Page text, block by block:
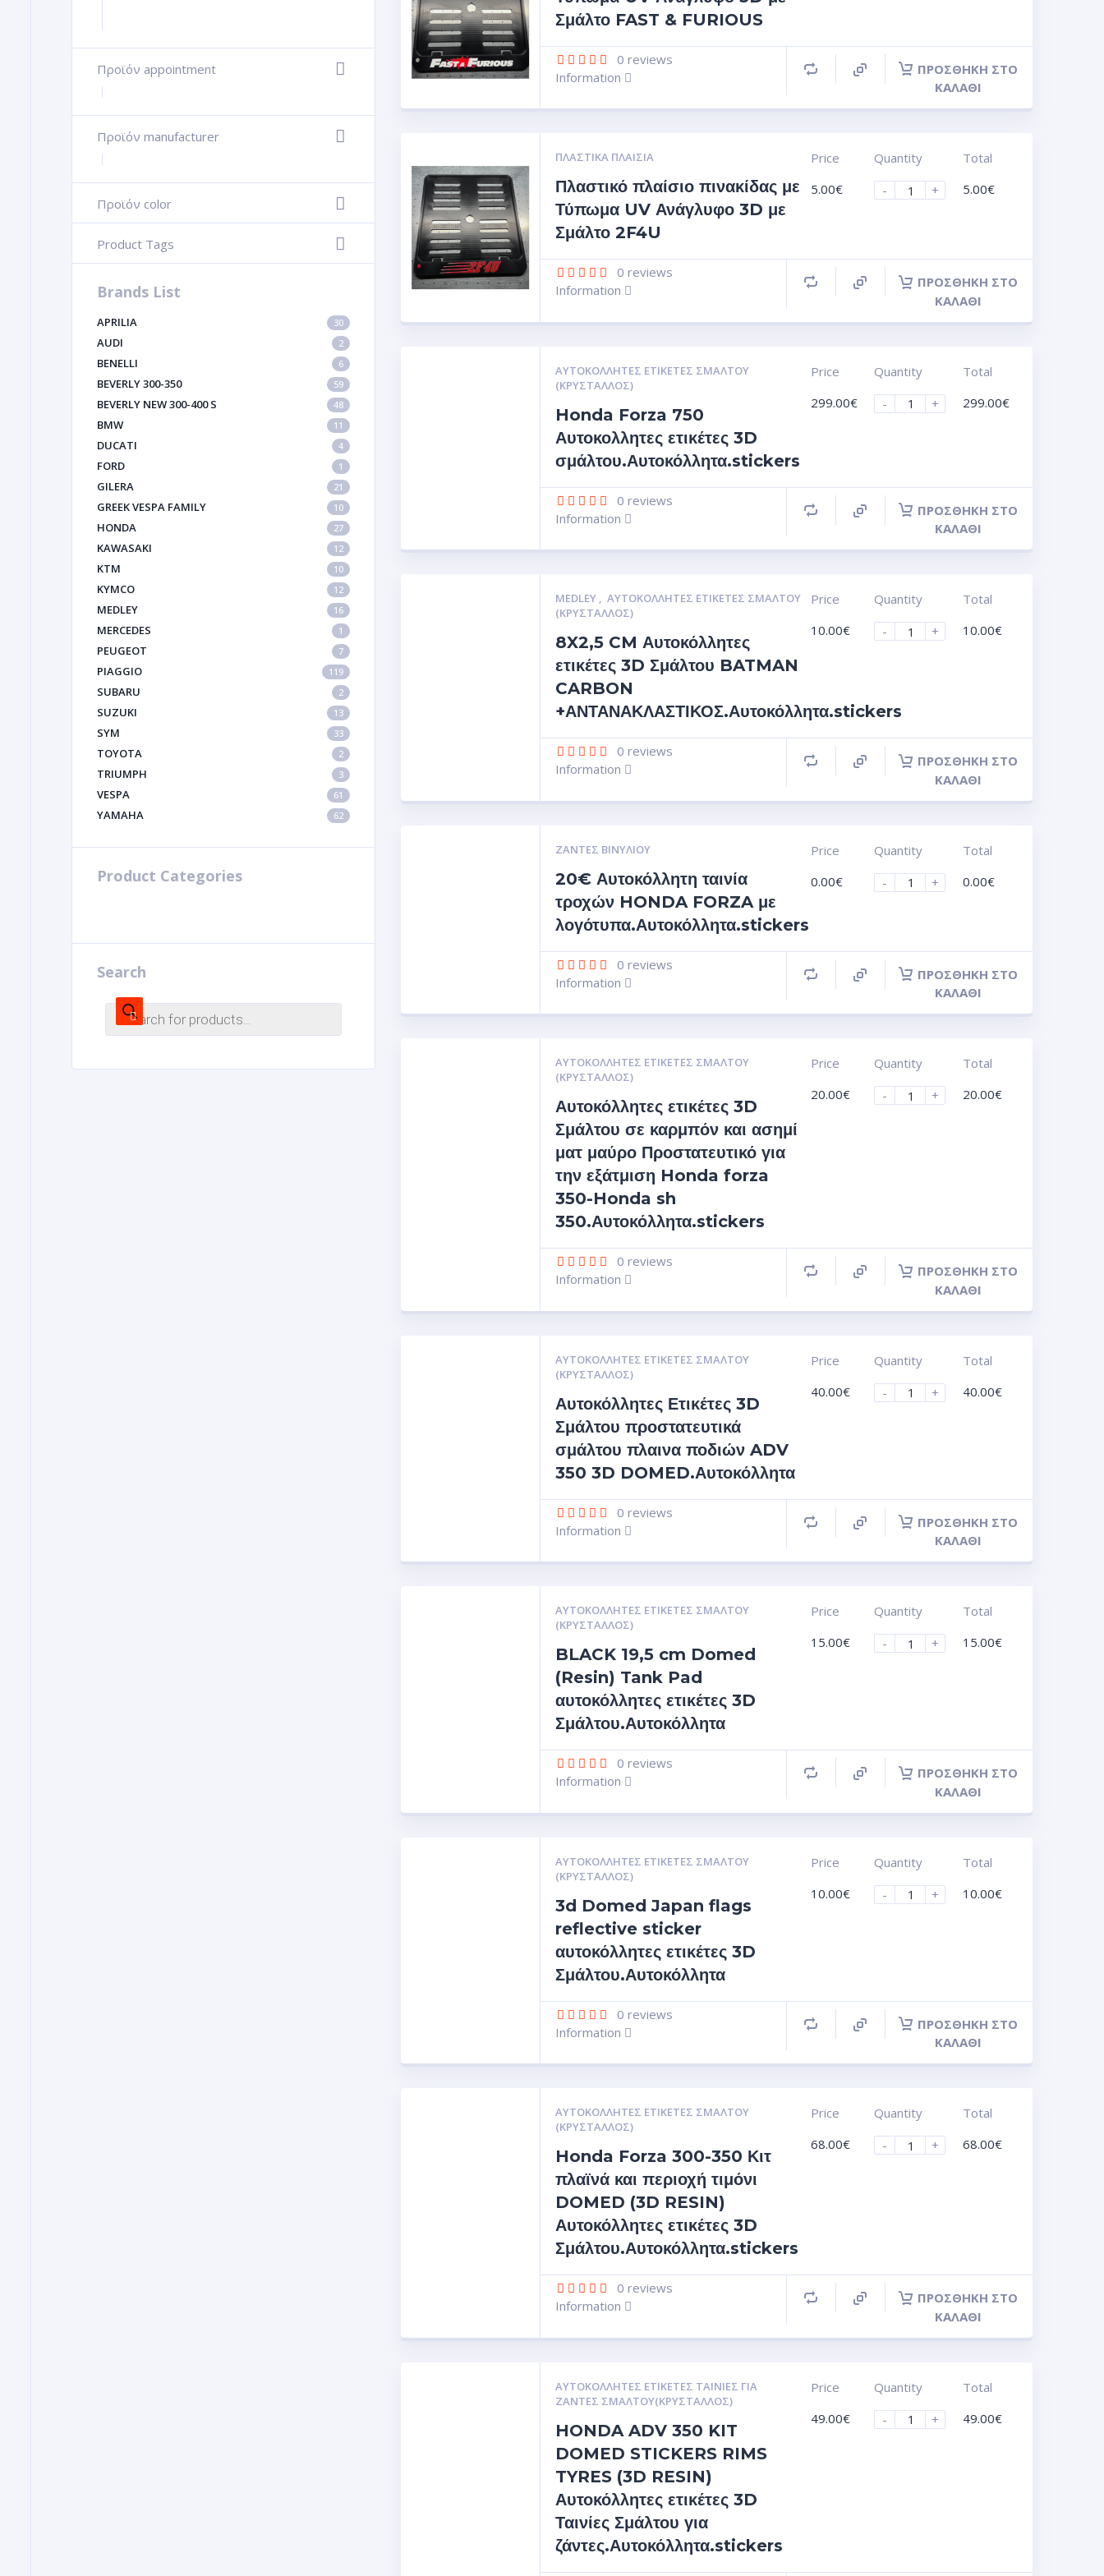
Προϊόν appointment
+
Προϊόν manufacturer
+
Προϊόν color
-
Product Tags
-
Brands List
APRILIA 30
AUDI 2
BENELLI 6
BEVERLY 300-350 59
BEVERLY NEW 300-400 S 48
BMW 11
DUCATI 4
FORD 1
GILERA 21
GREEK VESPA FAMILY 10
HONDA 27
KAWASAKI 12
KTM 10
KYMCO 12
MEDLEY 16
MERCEDES 1
PEUGEOT 7
PIAGGIO 119
SUBARU 2
SUZUKI 13
SYM 33
TOYOTA 2
TRIUMPH 3
VESPA 61
YAMAHA 62
Product Categories
Search
Σμάλτο FAST & FURIOUS
0 reviews
Information
ΠΡΟΣΘΉΚΗ ΣΤΟ
ΚΑΛΆΘΙ
ΠΛΑΣΤΙΚΆ ΠΛΑΊΣΙΑ
Πλαστικό πλαίσιο πινακίδας με
Τύπωμα UV Ανάγλυφο 3D με
Σμάλτο 2F4U
Price
5.00€
Quantity
-
+
Total
5.00€
0 reviews
Information
ΠΡΟΣΘΉΚΗ ΣΤΟ
ΚΑΛΆΘΙ
ΑΥΤΟΚΌΛΛΗΤΕΣ ΕΤΙΚΈΤΕΣ ΣΜΆΛΤΟΥ
(ΚΡΥΣΤΑΛΛΟΣ)
Honda Forza 750
Αυτοκολλητες ετικέτες 3D
σμάλτου.Αυτοκόλλητα.stickers
Price
299.00€
Quantity
-
+
Total
299.00€
0 reviews
Information
ΠΡΟΣΘΉΚΗ ΣΤΟ
ΚΑΛΆΘΙ
MEDLEY ,ΑΥΤΟΚΌΛΛΗΤΕΣ ΕΤΙΚΈΤΕΣ ΣΜΆΛΤΟΥ
(ΚΡΥΣΤΑΛΛΟΣ)
8X2,5 CM Αυτοκόλλητες
ετικέτες 3D Σμάλτου BATMAN
CARBON
+ΑΝΤΑΝΑΚΛΑΣΤΙΚΟΣ.Αυτοκόλλητα.stickers
Price
10.00€
Quantity
-
+
Total
10.00€
0 reviews
Information
ΠΡΟΣΘΉΚΗ ΣΤΟ
ΚΑΛΆΘΙ
ΖΆΝΤΕΣ ΒΙΝΥΛΊΟΥ
20€ Αυτοκόλλητη ταινία
τροχών HONDA FORZA με
λογότυπα.Αυτοκόλλητα.stickers
Price
0.00€
Quantity
-
+
Total
0.00€
0 reviews
Information
ΠΡΟΣΘΉΚΗ ΣΤΟ
ΚΑΛΆΘΙ
ΑΥΤΟΚΌΛΛΗΤΕΣ ΕΤΙΚΈΤΕΣ ΣΜΆΛΤΟΥ
(ΚΡΥΣΤΑΛΛΟΣ)
Αυτοκόλλητες ετικέτες 3D
Σμάλτου σε καρμπόν και ασημί
ματ μαύρο Προστατευτικό για
την εξάτμιση Honda forza
350-Honda sh
350.Αυτοκόλλητα.stickers
Price
20.00€
Quantity
-
+
Total
20.00€
0 reviews
Information
ΠΡΟΣΘΉΚΗ ΣΤΟ
ΚΑΛΆΘΙ
ΑΥΤΟΚΌΛΛΗΤΕΣ ΕΤΙΚΈΤΕΣ ΣΜΆΛΤΟΥ
(ΚΡΥΣΤΑΛΛΟΣ)
Αυτοκόλλητες Ετικέτες 3D
Σμάλτου προστατευτικά
σμάλτου πλαινα ποδιών ADV
350 3D DOMED.Αυτοκόλλητα
Price
40.00€
Quantity
-
+
Total
40.00€
0 reviews
Information
ΠΡΟΣΘΉΚΗ ΣΤΟ
ΚΑΛΆΘΙ
ΑΥΤΟΚΌΛΛΗΤΕΣ ΕΤΙΚΈΤΕΣ ΣΜΆΛΤΟΥ
(ΚΡΥΣΤΑΛΛΟΣ)
BLACK 19,5 cm Domed
(Resin) Tank Pad
αυτοκόλλητες ετικέτες 3D
Σμάλτου.Αυτοκόλλητα
Price
15.00€
Quantity
-
+
Total
15.00€
0 reviews
Information
ΠΡΟΣΘΉΚΗ ΣΤΟ
ΚΑΛΆΘΙ
ΑΥΤΟΚΌΛΛΗΤΕΣ ΕΤΙΚΈΤΕΣ ΣΜΆΛΤΟΥ
(ΚΡΥΣΤΑΛΛΟΣ)
3d Domed Japan flags
reflective sticker
αυτοκόλλητες ετικέτες 3D
Σμάλτου.Αυτοκόλλητα
Price
10.00€
Quantity
-
+
Total
10.00€
0 reviews
Information
ΠΡΟΣΘΉΚΗ ΣΤΟ
ΚΑΛΆΘΙ
ΑΥΤΟΚΌΛΛΗΤΕΣ ΕΤΙΚΈΤΕΣ ΣΜΆΛΤΟΥ
(ΚΡΥΣΤΑΛΛΟΣ)
Honda Forza 300-350 Κιτ
πλαϊνά και περιοχή τιμόνι
DOMED (3D RESIN)
Αυτοκόλλητες ετικέτες 3D
Σμάλτου.Αυτοκόλλητα.stickers
Price
68.00€
Quantity
-
+
Total
68.00€
0 reviews
Information
ΠΡΟΣΘΉΚΗ ΣΤΟ
ΚΑΛΆΘΙ
ΑΥΤΟΚΌΛΛΗΤΕΣ ΕΤΙΚΈΤΕΣ ΤΑΙΝΊΕΣ ΓΙΑ
ΖΆΝΤΕΣ ΣΜΆΛΤΟΥ(ΚΡΎΣΤΑΛΛΟΣ)
HONDA ADV 350 KIT
DOMED STICKERS RIMS
TYRES (3D RESIN)
Αυτοκόλλητες ετικέτες 3D
Ταινίες Σμάλτου για
ζάντες.Αυτοκόλλητα.stickers
Price
49.00€
Quantity
-
+
Total
49.00€